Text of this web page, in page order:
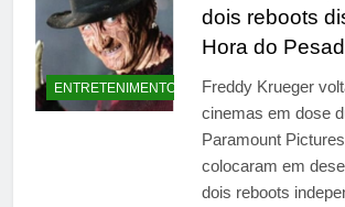
ENTRETENIMENTO
dois reboots
Hora do
Freddy Krueger
cinemas em dose
Paramount
colocaram em
dois reboots